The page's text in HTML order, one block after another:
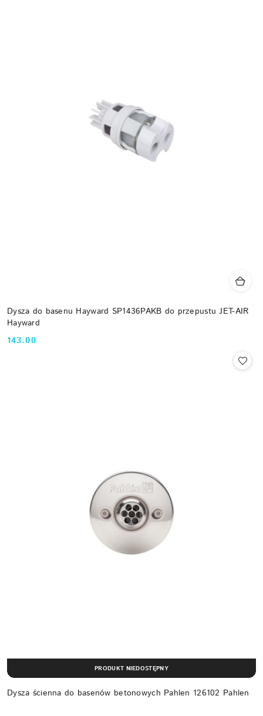
Dysza do basenu Hayward SP1436PAKB do przepustu JET-AIR
Hayward
Cena:
143.00
Dysza ścienna do basenów betonowych Pahlen 126102 Pahlen
PRODUKT NIEDOSTĘPNY